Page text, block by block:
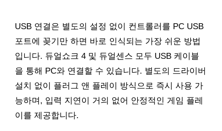
USB 연결은 별도의 설정 없이 컨트롤러를 PC USB
포트에 꽂기만 하면 바로 인식되는 가장 쉬운 방법
입니다. 듀얼쇼크 4 및 듀얼센스 모두 USB 케이블
을 통해 PC와 연결할 수 있습니다. 별도의 드라이버
설치 없이 플러그 앤 플레이 방식으로 즉시 사용 가
능하며, 입력 지연이 거의 없어 안정적인 게임 플레
이를 제공합니다.